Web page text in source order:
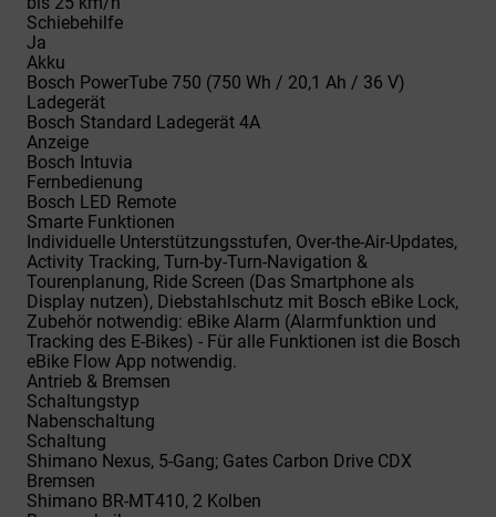
Schiebehilfe
Ja
Akku
Bosch PowerTube 750 (750 Wh / 20,1 Ah / 36 V)
Ladegerät
Bosch Standard Ladegerät 4A
Anzeige
Bosch Intuvia
Fernbedienung
Bosch LED Remote
Smarte Funktionen
Individuelle Unterstützungsstufen, Over-the-Air-Updates,
Activity Tracking, Turn-by-Turn-Navigation &
Tourenplanung, Ride Screen (Das Smartphone als
Display nutzen), Diebstahlschutz mit Bosch eBike Lock,
Zubehör notwendig: eBike Alarm (Alarmfunktion und
Tracking des E-Bikes) - Für alle Funktionen ist die Bosch
eBike Flow App notwendig.
Antrieb & Bremsen
Schaltungstyp
Nabenschaltung
Schaltung
Shimano Nexus, 5-Gang; Gates Carbon Drive CDX
Bremsen
Shimano BR-MT410, 2 Kolben